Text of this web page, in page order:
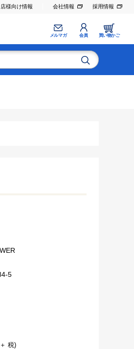
様向け情報 会社情報 採用情報
メルマガ 会員 買い物かご
5
税)